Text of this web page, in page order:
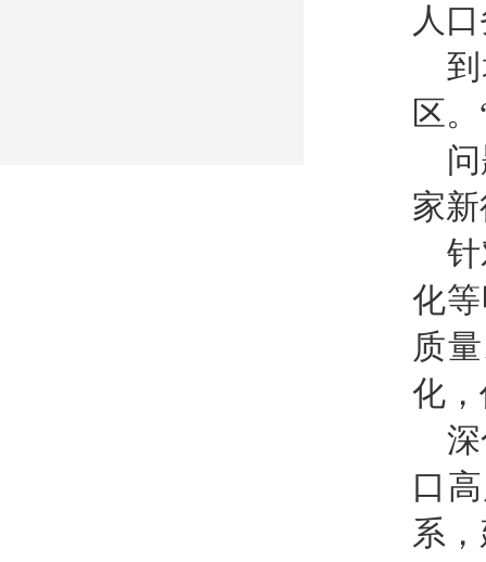
人
区
家
化
质
化
口
系